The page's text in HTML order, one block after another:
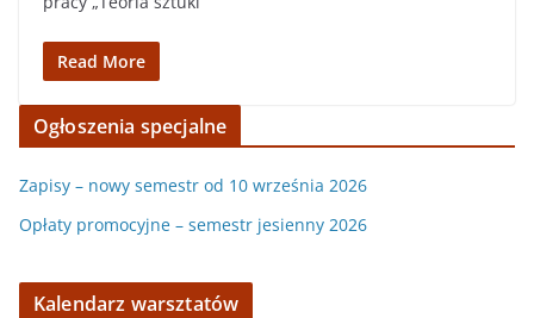
Read More
Ogłoszenia specjalne
Zapisy – nowy semestr od 10 września 2026
Opłaty promocyjne – semestr jesienny 2026
Kalendarz warsztatów